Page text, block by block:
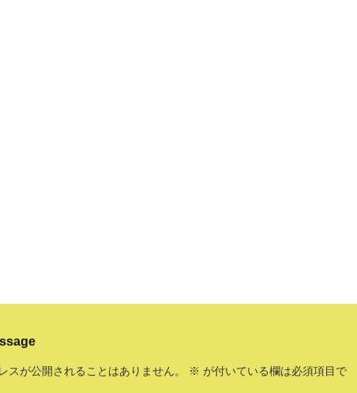
スが公開されることはありません。 ※ が付いている欄は必須項目で